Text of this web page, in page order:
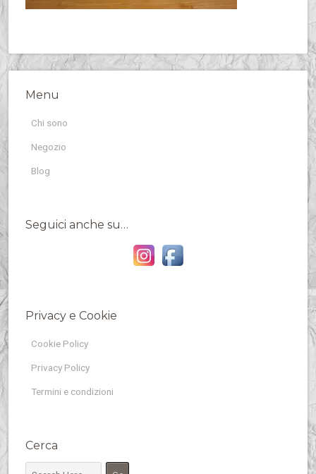
Menu
Chi sono
Negozio
Blog
Seguici anche su…
Privacy e Cookie
Cookie Policy
Privacy Policy
Termini e condizioni
Cerca